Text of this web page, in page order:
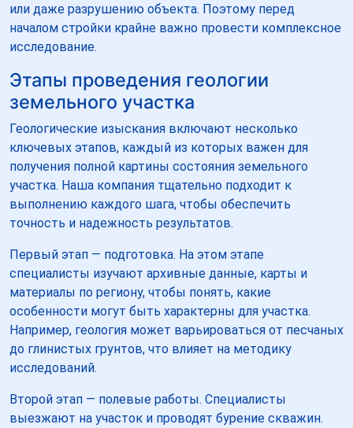
или даже разрушению объекта. Поэтому перед
началом стройки крайне важно провести комплексное
исследование.
Этапы проведения геологии
земельного участка
Геологические изыскания включают несколько
ключевых этапов, каждый из которых важен для
получения полной картины состояния земельного
участка. Наша компания тщательно подходит к
выполнению каждого шага, чтобы обеспечить
точность и надежность результатов.
Первый этап — подготовка. На этом этапе
специалисты изучают архивные данные, карты и
материалы по региону, чтобы понять, какие
особенности могут быть характерны для участка.
Например, геология может варьироваться от песчаных
до глинистых грунтов, что влияет на методику
исследований.
Второй этап — полевые работы. Специалисты
выезжают на участок и проводят бурение скважин.